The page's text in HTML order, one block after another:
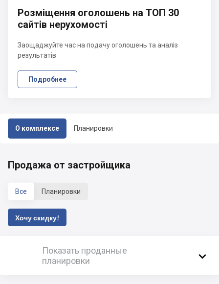
О комплексе Планировки
Розміщення оголошень на ТОП 30
сайтів нерухомості
Заощаджуйте час на подачу оголошень та аналіз
результатів
Подробнее
Продажа от застройщика
Все Планировки
Хочу скидку!
Показать проданные
планировки
